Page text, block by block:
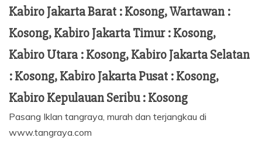
Kabiro Jakarta Barat : Kosong, Wartawan :
Kosong, Kabiro Jakarta Timur : Kosong,
Kabiro Utara : Kosong, Kabiro Jakarta Selatan
: Kosong, Kabiro Jakarta Pusat : Kosong,
Kabiro Kepulauan Seribu : Kosong
Pasang Iklan tangraya, murah dan terjangkau di
www.tangraya.com